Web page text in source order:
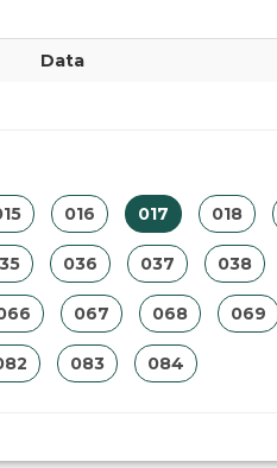
Data
016 017 018
036 037 038
067 068 069
083 084